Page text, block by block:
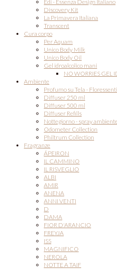
Edi - Essenza Design Italiano
Discovery Kit
La Primavera Italiana
Transcent
Cura corpo
Per Aquam
Unico Body Milk
Unico Body Oil
Gel idroalcolico mani
NO WORRIES GEL
Ambiente
Profumo su Tela -
Diffuser 250 ml
Diffuser 500 ml
Diffuser Refills
Nottegiorno - spray
Odometer Collection
Philtrum Collection
Fragranze
ÁPEIRON
IL CAMMINO
IL RISVEGLIO
ALBI
AMIR
ANENA
ANNI VENTI
D
DAMA
FIOR D'ARANCIO
FREYJA
ISS
MAGNIFICO
NEROLA
NOTTE A TAIF